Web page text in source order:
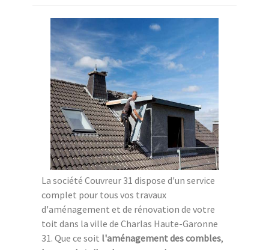
La société Couvreur 31 dispose d'un service
complet pour tous vos travaux
d'aménagement et de rénovation de votre
toit dans la ville de Charlas Haute-Garonne
31. Que ce soit l'aménagement des combles,